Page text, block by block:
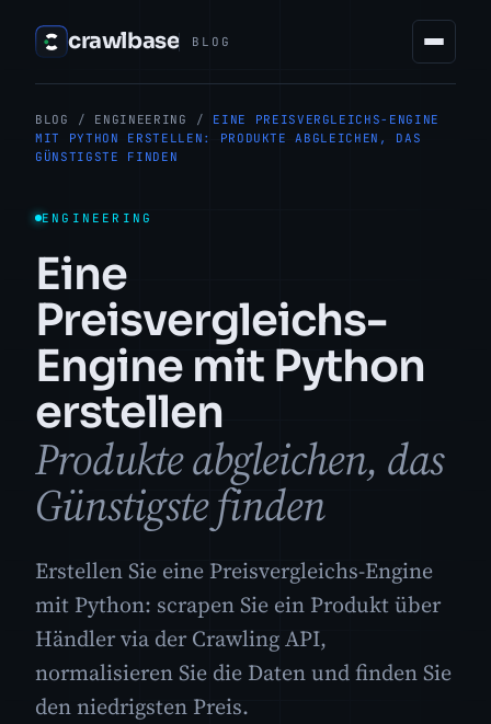
crawlbase BLOG
BLOG / ENGINEERING /
EINE PREISVERGLEICHS-ENGINE
MIT PYTHON ERSTELLEN: PRODUKTE ABGLEICHEN, DAS
GÜNSTIGSTE FINDEN
ENGINEERING
Eine
Preisvergleichs-
Engine mit Python
erstellen
Produkte abgleichen, das
Günstigste finden
Erstellen Sie eine Preisvergleichs-Engine
mit Python: scrapen Sie ein Produkt über
Händler via der Crawling API,
normalisieren Sie die Daten und finden Sie
den niedrigsten Preis.